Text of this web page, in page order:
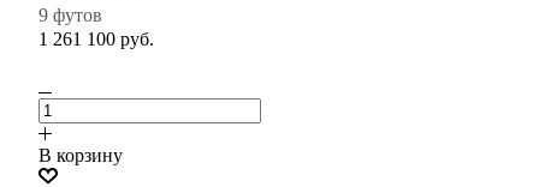
9 футов
1 261 100 руб.
В корзину